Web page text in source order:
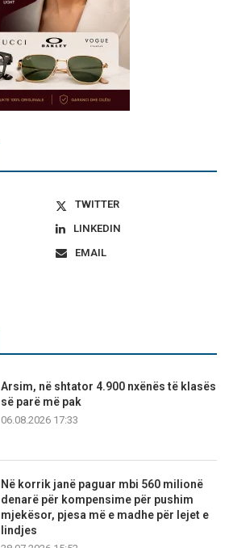
TWITTER
LINKEDIN
EMAIL
Arsim, në shtator 4.900 nxënës të klasës
së parë më pak
06.08.2026 17:33
Në korrik janë paguar mbi 560 milionë
denarë për kompensime për pushim
mjekësor, pjesa më e madhe për lejet e
lindjes